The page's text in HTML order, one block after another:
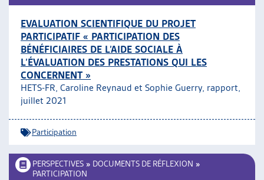
EVALUATION SCIENTIFIQUE DU PROJET
PARTICIPATIF « PARTICIPATION DES
BÉNÉFICIAIRES DE L’AIDE SOCIALE À
L’ÉVALUATION DES PRESTATIONS QUI LES
CONCERNENT »
HETS-FR, Caroline Reynaud et Sophie Guerry, rapport,
juillet 2021
Participation
PERSPECTIVES » DOCUMENTS DE RÉFLEXION »
PARTICIPATION